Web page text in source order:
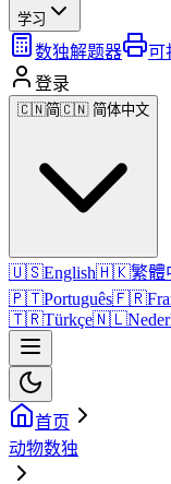
学习
数独解题器 可
登录
🇨🇳简🇨🇳 简体中文
🇺🇸English🇭🇰繁體
🇵🇹Português🇫🇷
🇹🇷Türkçe🇳🇱
首页
动物数独